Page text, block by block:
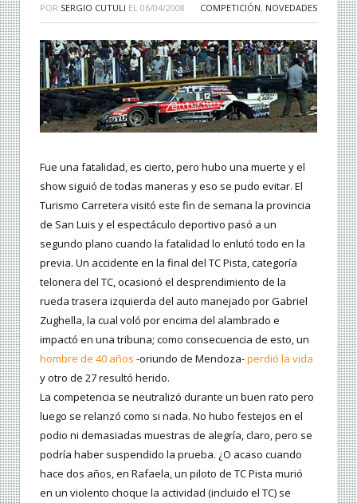
POR SERGIO CUTULI EL 06/04/2008 COMPETICIÓN, NOVEDADES
Fue una fatalidad, es cierto, pero hubo una muerte y el
show siguió de todas maneras y eso se pudo evitar. El
Turismo Carretera visitó este fin de semana la provincia
de San Luis y el espectáculo deportivo pasó a un
segundo plano cuando la fatalidad lo enlutó todo en la
previa. Un accidente en la final del TC Pista, categoría
telonera del TC, ocasionó el desprendimiento de la
rueda trasera izquierda del auto manejado por Gabriel
Zughella, la cual voló por encima del alambrado e
impactó en una tribuna; como consecuencia de esto, un
hombre de 40 años -oriundo de Mendoza-perdió la vida
y otro de 27 resultó herido.
La competencia se neutralizó durante un buen rato pero
luego se relanzó como si nada. No hubo festejos en el
podio ni demasiadas muestras de alegría, claro, pero se
podría haber suspendido la prueba. ¿O acaso cuando
hace dos años, en Rafaela, un piloto de TC Pista murió
en un violento choque la actividad (incluido el TC) se